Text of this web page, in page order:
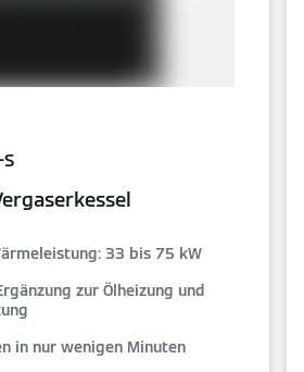
33 bis 75 kW
zur Ölheizung und
in nur wenigen Minuten